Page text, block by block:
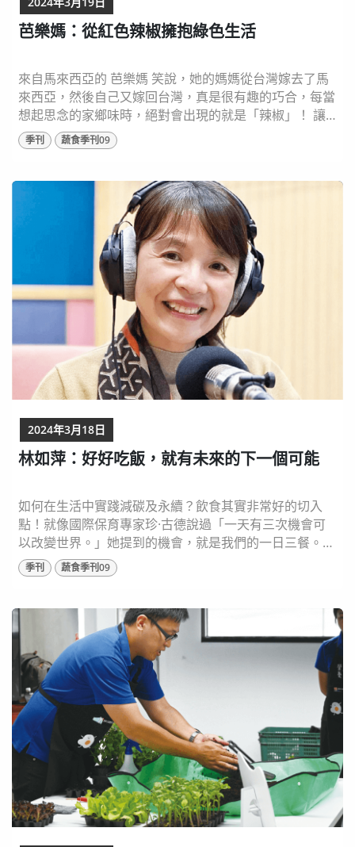
芭樂媽：從紅色辣椒擁抱綠色生活
來自馬來西亞的 芭樂媽 笑說，她的媽媽從台灣嫁去了馬
來西亞，然後自己又嫁回台灣，真是很有趣的巧合，每當
想起思念的家鄉味時，絕對會出現的就是「辣椒」！ 讓
日常餐桌充滿著不同辣椒，芭樂媽分享馬來西亞不同族群
的多元料理，都會搭配不同的辣椒。她公開馬來風味辣椒
種調味方式，展現出媲美肉類口感蔬食的神奇魔法。 ⬆️圖
片出處：和平國際出版《芭樂媽Qistin的...
季刊 蔬食季刊09
林如萍：好好吃飯，就有未來的下一個可能
如何在生活中實踐減碳及永續？飲食其實非常好的切入
點！就像國際保育專家珍·古德說過「一天有三次機會可
以改變世界。」她提到的機會，就是我們的一日三餐。
健康不好吃、永續很困難、有機很昂貴，是許多人對於永
續飲食的刻板印象。農業部「食農教育推動會」委員林如
選擇與環境「共好」，在「共好」的情境中，永續就能繼
續向下走，也是最簡單、每人每天都能做到的支持方式。
...
季刊 蔬食季刊09
2024年3月18日